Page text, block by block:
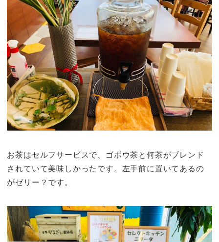
お茶はセルフサービスで、ゴボウ茶と何茶がブレンド
されていて美味しかったです。左手前に置いてあるの
がゼリー？です。